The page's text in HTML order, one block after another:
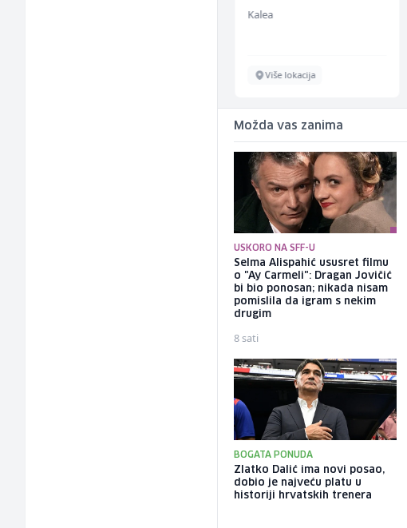
Kalea
Više lokacija
Možda vas zanima
USKORO NA SFF-U
Selma Alispahić ususret filmu
o "Ay Carmeli": Dragan Jovičić
bi bio ponosan; nikada nisam
pomislila da igram s nekim
drugim
8 sati
BOGATA PONUDA
Zlatko Dalić ima novi posao,
dobio je najveću platu u
historiji hrvatskih trenera